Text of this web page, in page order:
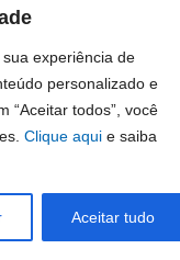
experiência de
personalizado e
“Aceitar todos”, você
Clique aqui e saiba
Aceitar tudo